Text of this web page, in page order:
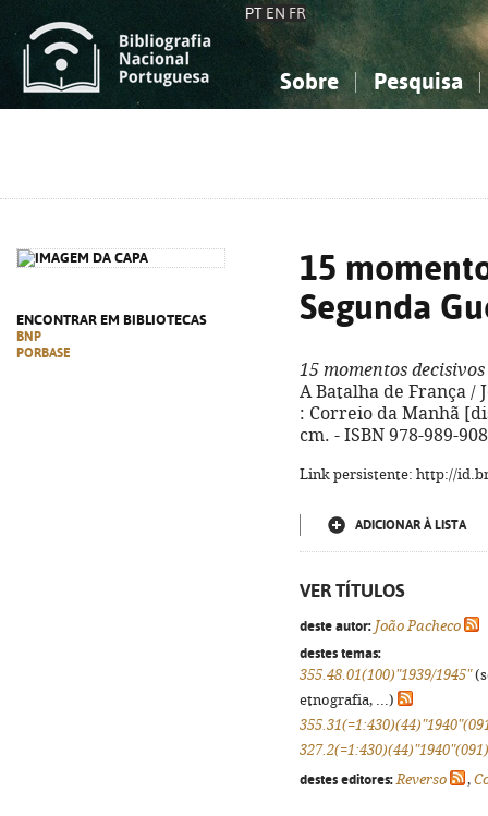
PT EN FR
Sobre Pesquisa
ENCONTRAR EM BIBLIOTECAS
BNP
PORBASE
15
Segunda
15 momentos
A Batalha de França /
: Correio da Manhã
cm. - ISBN 978-989-
Link persistente: http://
ADICIONAR À LISTA
VER TÍTULOS
deste autor: João Pacheco
destes temas:
355.48.01(100)"1939/1945"
etnografia, ...)
327.2(=1:430)(44)"1940"(091)
destes editores: Reverso ,